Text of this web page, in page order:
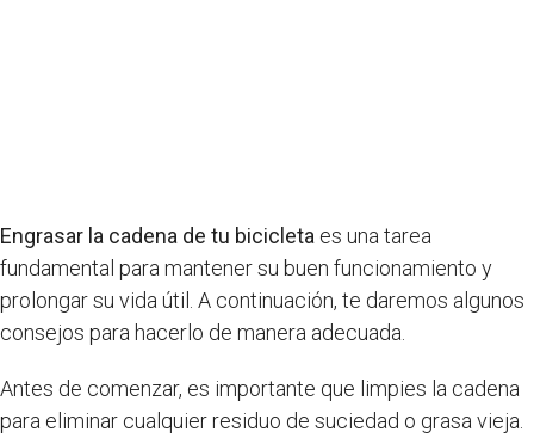
Engrasar la cadena de tu bicicleta es una tarea
fundamental para mantener su buen funcionamiento y
prolongar su vida útil. A continuación, te daremos algunos
consejos para hacerlo de manera adecuada.
Antes de comenzar, es importante que limpies la cadena
para eliminar cualquier residuo de suciedad o grasa vieja.